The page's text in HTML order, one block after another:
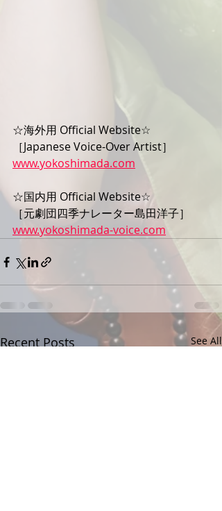
☆海外用 Official Website☆
［Japanese Voice-Over Artist］
www.yokoshimada.com
☆国内用 Official Website☆
［元劇団四季ナレーター島田洋子］
www.yokoshimada-voice.com
Recent Posts See All